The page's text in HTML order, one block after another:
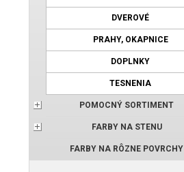
DVEROVÉ
PRAHY, OKAPNICE
DOPLNKY
TESNENIA
POMOCNÝ SORTIMENT
FARBY NA STENU
FARBY NA RÔZNE POVRCHY